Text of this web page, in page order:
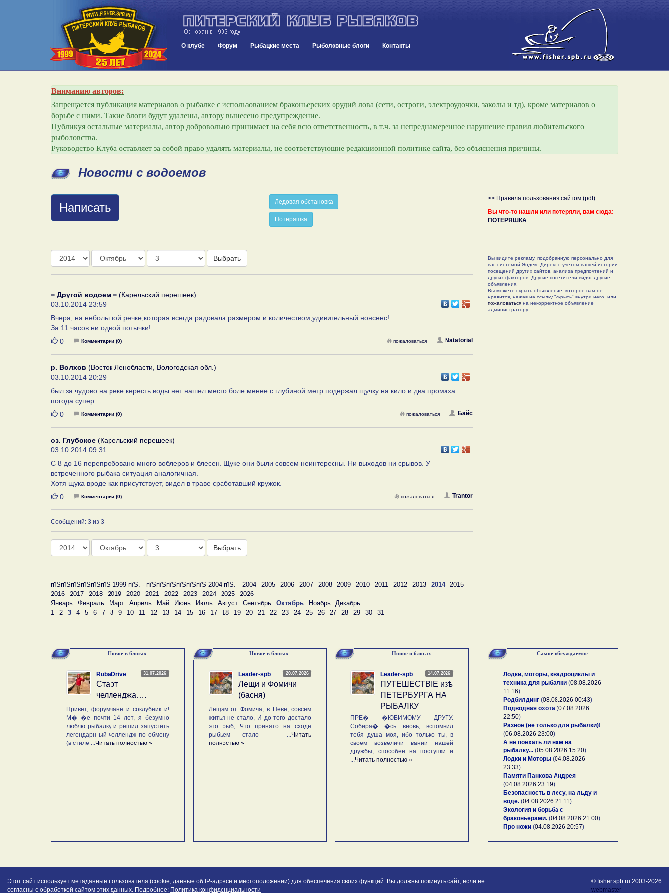
О клубе Форум Рыбацкие места Рыболовные блоги Контакты
Вниманию авторов:
Запрещается публикация материалов о рыбалке с использованием браконьерских орудий лова (сети, остроги, электроудочки, заколы и тд), кроме материалов о
борьбе с ними. Такие блоги будут удалены, автору вынесено предупреждение.
Публикуя остальные материалы, автор добровольно принимает на себя всю ответственность, в т.ч. за непреднамеренное нарушение правил любительского
рыболовства.
Руководство Клуба оставляет за собой право удалять материалы, не соответствующие редакционной политике сайта, без объяснения причины.
Новости с водоемов
Написать Ледовая обстановка
Потеряшка
Год Месяц День
Выбрать
= Другой водоем = (Карельский перешеек)
03.10.2014 23:59
Вчера, на небольшой речке,которая всегда радовала размером и количеством,удивительный нонсенс!
За 11 часов ни одной потычки!
Нравится
0 Комментарии (0) Natatorial
пожаловаться
р. Волхов (Восток Ленобласти, Вологодская обл.)
03.10.2014 20:29
был за чудово на реке кересть воды нет нашел место боле менее с глубиной метр подержал щучку на кило и два промаха
погода супер
Нравится
0 Комментарии (0) Байс
пожаловаться
оз. Глубокое (Карельский перешеек)
03.10.2014 09:31
С 8 до 16 перепробовано много воблеров и блесен. Щуке они были совсем неинтересны. Ни выходов ни срывов. У
встреченного рыбака ситуация аналогичная.
Хотя щука вроде как присутствует, видел в траве сработавший кружок.
Нравится
0 Комментарии (0) Trantor
пожаловаться
Сообщений: 3 из 3
Год Месяц День
Выбрать
пїЅпїЅпїЅпїЅпїЅпїЅ 1999 пїЅ. - пїЅпїЅпїЅпїЅпїЅпїЅ 2004 пїЅ. 2004 2005 2006 2007 2008 2009 2010 2011 2012 2013 2014
2015
2016
2017 2018 2019 2020 2021 2022 2023 2024 2025
2026
Январь
Февраль Март Апрель Май Июнь Июль Август Сентябрь Октябрь Ноябрь
Декабрь
1
2 3 4 5 6 7 8 9 10 11 12 13 14 15 16 17 18 19 20 21 22 23 24 25 26 27 28 29 30 31
>> Правила пользования сайтом (pdf)
Вы что-то нашли или потеряли, вам сюда:
ПОТЕРЯШКА
Вы видите рекламу, подобранную персонально для
вас системой Яндекс.Директ с учетом вашей истории
посещений других сайтов, анализа предпочтений и
других факторов. Другие посетители видят другие
объявления.
Вы можете скрыть объявление, которое вам не
нравится, нажав на ссылку "скрыть" внутри него, или
пожаловатьсяна некорректное объявление
администратору
Новое в блогах
31.07.2026
RubaDrive
Старт
челленджа….
Привет, форумчане и соклубник и!
М� �е почти 14 лет, я безумно
люблю рыбалку и решил запустить
легендарн ый челлендж по обмену
(в стиле ...Читать полностью »
Новое в блогах
20.07.2026
Leader-spb
Лещи и Фомичи
(басня)
Лещам от Фомича, в Неве, совсем
житья не стало, И до того достало
это рыб, Что принято на сходе
рыбьем стало – ...Читать
полностью »
Новое в блогах
14.07.2026
Leader-spb
ПУТЕШЕСТВIE изѣ
ПЕТЕРБУРГА НА
РЫБАЛКУ
ПРЕ� �ЮБИМОМУ ДРУГУ.
Собира� �сь вновь, вспомнил
тебя душа моя, ибо только ты, в
своем возвеличи вании нашей
дружбы, способен на поступки и
...Читать полностью »
Самое обсуждаемое
Лодки, моторы, квадроциклы и
техника для рыбалки(08.08.2026
11:16)
Родбилдинг(08.08.2026 00:43)
Подводная охота(07.08.2026
22:50)
Разное (не только для рыбалки)!
(06.08.2026 23:00)
А не поехать ли нам на
рыбалку...(05.08.2026 15:20)
Лодки и Моторы(04.08.2026
23:33)
Памяти Панкова Андрея
(04.08.2026 23:19)
Безопасность в лесу, на льду и
воде.(04.08.2026 21:11)
Экология и борьба с
браконьерами.(04.08.2026 21:00)
Про ножи(04.08.2026 20:57)
Этот сайт использует метаданные пользователя (cookie, данные об IP-адресе и местоположении) для обеспечения своих функций. Вы должны покинуть сайт, если не
согласны с обработкой сайтом этих данных. Подробнее: Политика конфиденциальности
© fisher.spb.ru 2003-2026
webmaster